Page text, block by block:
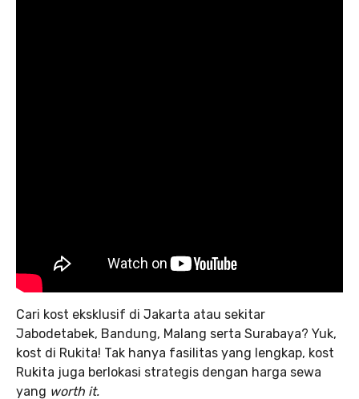
Cari kost eksklusif di Jakarta atau sekitar
Jabodetabek, Bandung, Malang serta Surabaya? Yuk,
kost di Rukita! Tak hanya fasilitas yang lengkap, kost
Rukita juga berlokasi strategis dengan harga sewa
yang worth it.